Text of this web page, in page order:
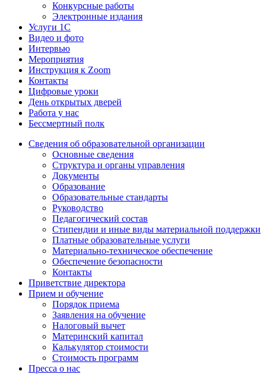
Конкурсные работы
Электронные издания
Услуги 1C
Видео и фото
Интервью
Мероприятия
Инструкция к Zoom
Контакты
Цифровые уроки
День открытых дверей
Работа у нас
Бессмертный полк
Сведения об образовательной организации
Основные сведения
Структура и органы управления
Документы
Образование
Образовательные стандарты
Руководство
Педагогический состав
Стипендии и иные виды материальной поддержки
Платные образовательные услуги
Материально-техническое обеспечение
Обеспечение безопасности
Контакты
Приветствие директора
Прием и обучение
Порядок приема
Заявления на обучение
Налоговый вычет
Материнский капитал
Калькулятор стоимости
Стоимость программ
Пресса о нас